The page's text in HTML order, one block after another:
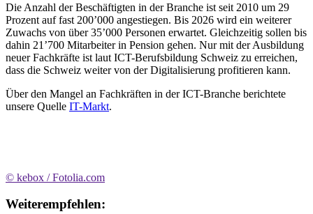
Die Anzahl der Beschäftigten in der Branche ist seit 2010 um 29
Prozent auf fast 200’000 angestiegen. Bis 2026 wird ein weiterer
Zuwachs von über 35’000 Personen erwartet. Gleichzeitig sollen bis
dahin 21’700 Mitarbeiter in Pension gehen. Nur mit der Ausbildung
neuer Fachkräfte ist laut ICT-Berufsbildung Schweiz zu erreichen,
dass die Schweiz weiter von der Digitalisierung profitieren kann.
Über den Mangel an Fachkräften in der ICT-Branche berichtete
unsere Quelle IT-Markt.
© kebox / Fotolia.com
Weiterempfehlen: